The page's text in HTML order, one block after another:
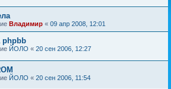
Владимир « 09 апр 2008, 12:01
ЙОЛО « 20 сен 2006, 12:27
ЙОЛО « 20 сен 2006, 11:54